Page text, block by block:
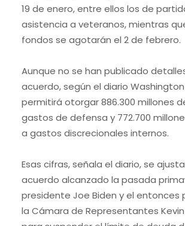
19 de enero, entre ellos los de
asistencia a veteranos, mientras
fondos se agotarán el 2 de febrero.
Aunque no se han publicado
acuerdo, según el diario
permitirá otorgar 886.300 millones
gastos de defensa y 772.700
a gastos discrecionales internos.
Esas cifras, señala el diario, se
acuerdo alcanzado la pasada
presidente Joe Biden y el entonces
la Cámara de Representantes